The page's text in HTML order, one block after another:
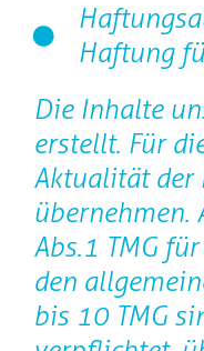
Haftung
Die Inhalte
erstellt. Für
Aktualität der
übernehmen.
Abs.1 TMG
den
bis 10 TMG